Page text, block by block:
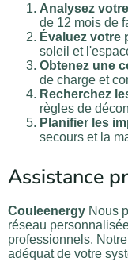
Analysez
de 12 mois de
Évaluez votre
soleil et
Obtenez une
de charge et
Recherchez
règles de
Planifier les
secours et la
Assistance
Couleenergy Nous
réseau
professionnels.
adéquat de votre